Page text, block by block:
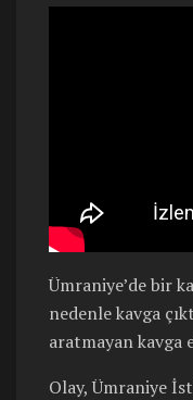
Ümraniye’de bir
nedenle kavga
aratmayan kavga
Olay, Ümraniye